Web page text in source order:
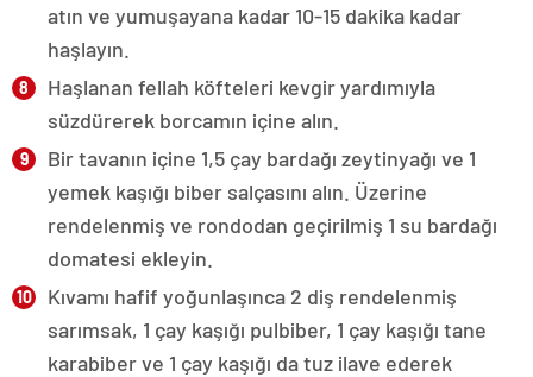
atın ve yumuşayana kadar 10-15 dakika kadar
haşlayın.
Haşlanan fellah köfteleri kevgir yardımıyla
süzdürerek borcamın içine alın.
Bir tavanın içine 1,5 çay bardağı zeytinyağı ve 1
yemek kaşığı biber salçasını alın. Üzerine
rendelenmiş ve rondodan geçirilmiş 1 su bardağı
domatesi ekleyin.
Kıvamı hafif yoğunlaşınca 2 diş rendelenmiş
sarımsak, 1 çay kaşığı pulbiber, 1 çay kaşığı tane
karabiber ve 1 çay kaşığı da tuz ilave ederek